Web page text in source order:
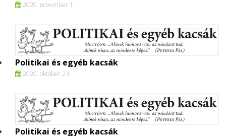
2020. november 1.
Politikai és egyéb kacsák
2020. oktober 23.
Politikai és egyéb kacsák